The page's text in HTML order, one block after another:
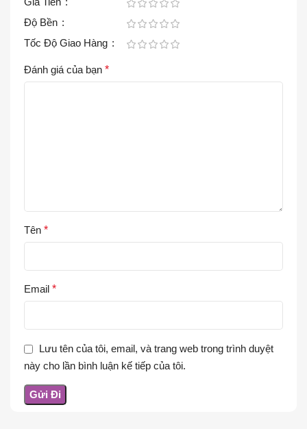
Độ Bền
Tốc Độ Giao Hàng
Đánh giá của bạn *
Tên *
Email *
Lưu tên của tôi, email, và trang web trong trình duyệt
này cho lần bình luận kế tiếp của tôi.